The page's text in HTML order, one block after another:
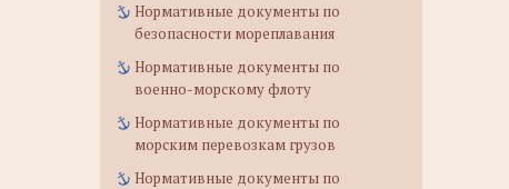
Нормативные документы по
безопасности мореплавания
Нормативные документы по
военно-морскому флоту
Нормативные документы по
морским перевозкам грузов
Нормативные документы по